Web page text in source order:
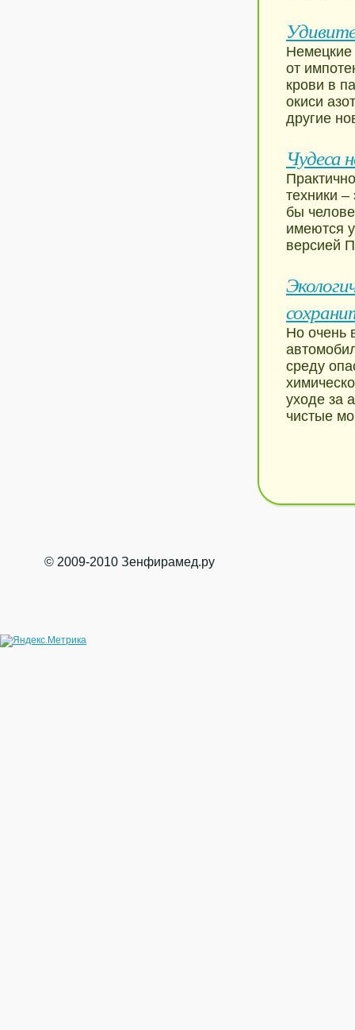
Немецкие
от
крови в
окиси
другие
Чудеса
техники –
бы
имеются
версией
Но очень
среду
уходе за
чистые
© 2009-2010 Зенфирамед.ру